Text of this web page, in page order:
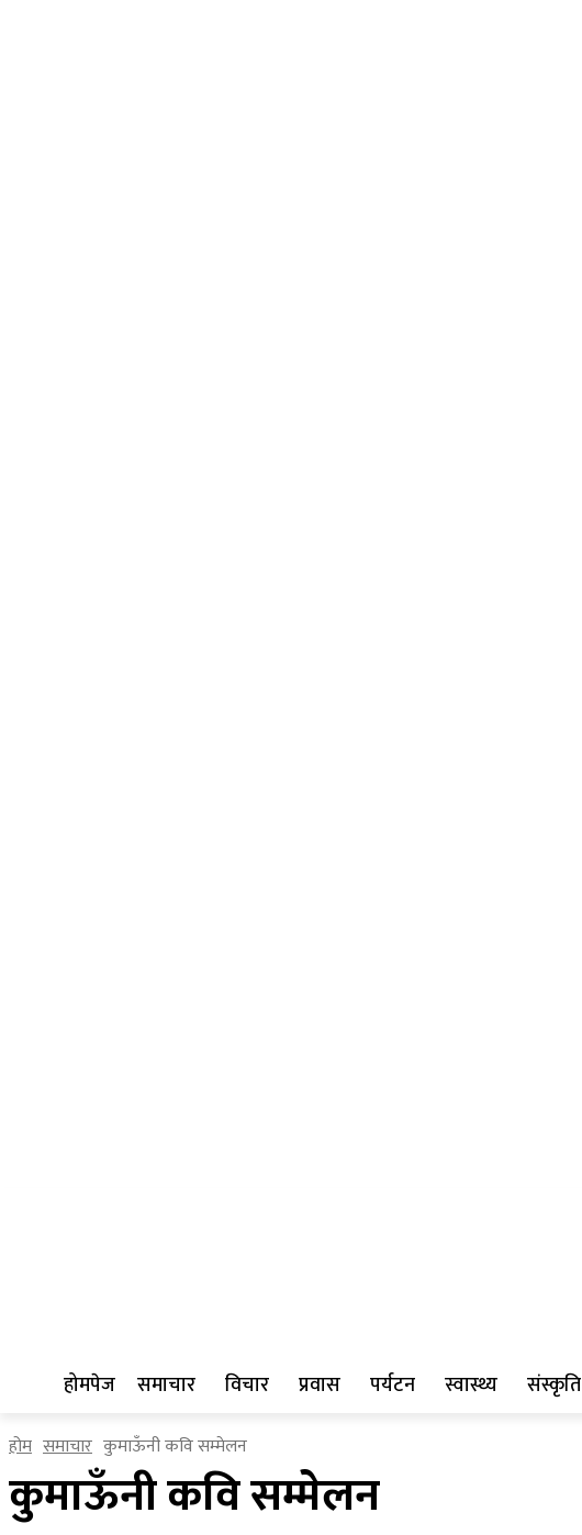
होमपेज समाचार विचार प्रवास पर्यटन स्वास्थ्य संस्कृति
होम समाचार कुमाऊँनी कवि सम्मेलन
कुमाऊँनी कवि सम्मेलन